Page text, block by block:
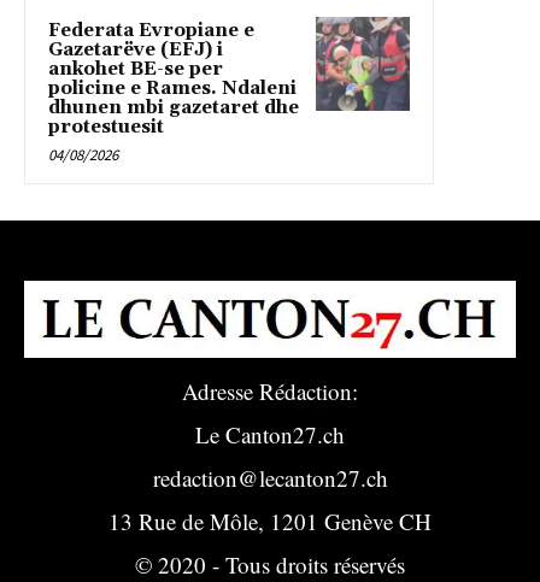
Federata Evropiane e
Gazetarëve (EFJ) i
ankohet BE-se per
policine e Rames. Ndaleni
dhunen mbi gazetaret dhe
protestuesit
04/08/2026
Adresse Rédaction:
Le Canton27.ch
redaction@lecanton27.ch
13 Rue de Môle, 1201 Genève CH
© 2020 - Tous droits réservés